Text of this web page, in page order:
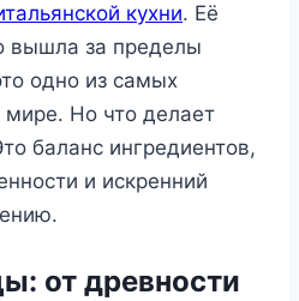
кухни. Её
вышла за пределы
одно из самых
Но что делает
баланс ингредиентов,
и искренний
от древности